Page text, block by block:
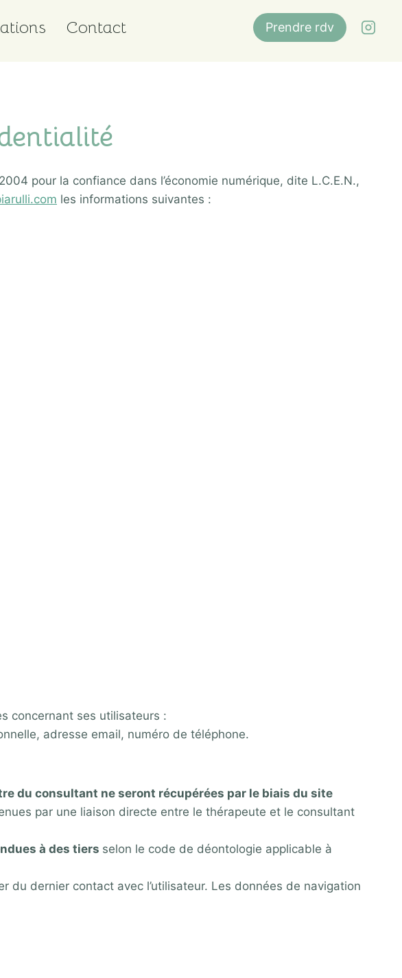
Contact Prendre rdv
pour la confiance dans l’économie numérique, dite L.C.E.N.,
les informations suivantes :
concernant ses utilisateurs :
adresse email, numéro de téléphone.
du consultant ne seront récupérées par le biais du site
par une liaison directe entre le thérapeute et le consultant
à des tiers selon le code de déontologie applicable à
dernier contact avec l’utilisateur. Les données de navigation